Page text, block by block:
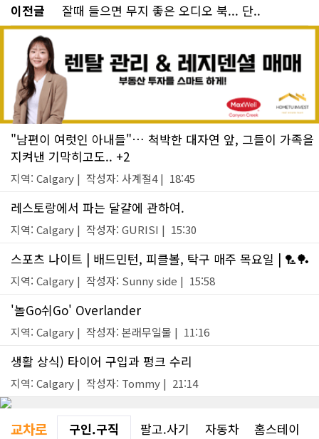
이전글
잘때 들으면 무지 좋은 오디오 북... 단..
"남편이 여럿인 아내들"… 척박한 대자연 앞, 그들이 가족을
지켜낸 기막히고도.. +2
지역: Calgary | 작성자: 사계절4 | 18:45
레스토랑에서 파는 달걀에 관하여.
지역: Calgary | 작성자: GURISI | 15:30
스포츠 나이트 | 배드민턴, 피클볼, 탁구 매주 목요일 | 🏸🏓
지역: Calgary | 작성자: Sunny side | 15:58
'놀Go쉬Go' Overlander
지역: Calgary | 작성자: 본래무일물 | 11:16
생활 상식) 타이어 구입과 펑크 수리
지역: Calgary | 작성자: Tommy | 21:14
교차로 구인.구직 팔고.사기 자동차 홈스테이